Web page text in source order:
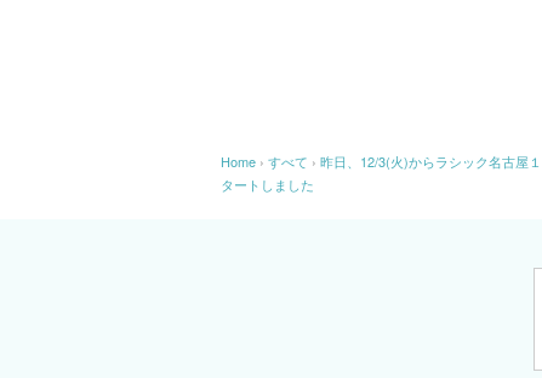
Home › すべて › 昨日、12/3(火)からラシック名古屋
タートしました